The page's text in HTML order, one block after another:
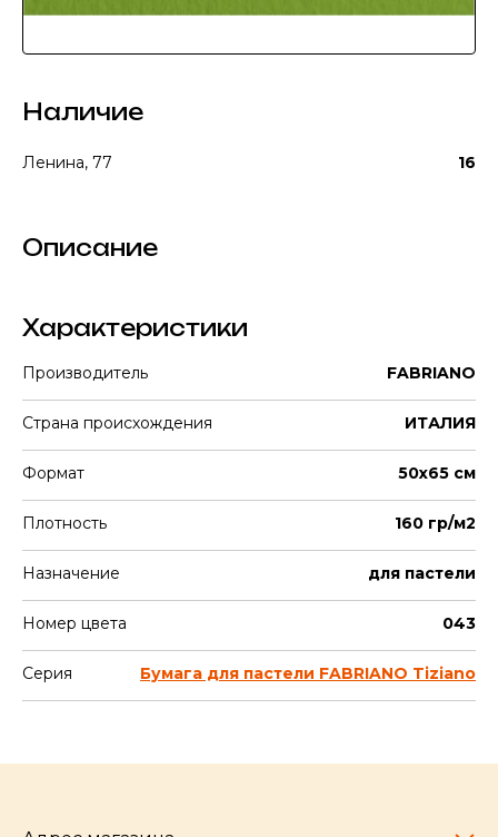
Наличие
Ленина, 77 16
Описание
Характеристики
Производитель FABRIANO
Страна происхождения ИТАЛИЯ
Формат 50х65 см
Плотность 160 гр/м2
Назначение для пастели
Номер цвета 043
Серия Бумага для пастели FABRIANO Tiziano